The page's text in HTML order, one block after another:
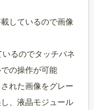
しているので画像
るのでタッチパネ
の操作が可能
れた画像をグレー
、液晶モジュール